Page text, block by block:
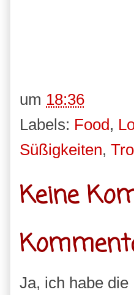
um 18:36
Labels: Food,
Süßigkeiten,
Keine
Ja, ich habe